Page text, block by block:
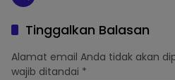
Tinggalkan Balasan
Alamat email Anda tidak akan
wajib ditandai *